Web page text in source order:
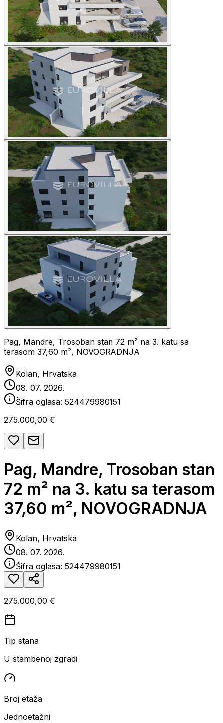
Pag, Mandre, Trosoban stan 72 m² na 3. katu sa
terasom 37,60 m², NOVOGRADNJA
Kolan, Hrvatska
08. 07. 2026.
Šifra oglasa: 524479980151
275.000,00 €
Pag, Mandre, Trosoban stan
72 m² na 3. katu sa terasom
37,60 m², NOVOGRADNJA
Kolan, Hrvatska
08. 07. 2026.
Šifra oglasa: 524479980151
275.000,00 €
Tip stana
U stambenoj zgradi
Broj etaža
Jednoetažni